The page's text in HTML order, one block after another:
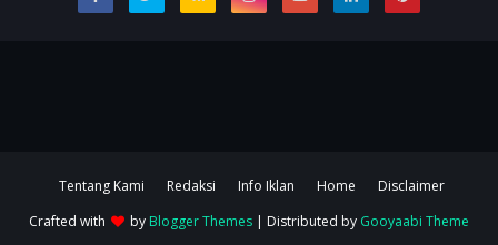
Tentang Kami Redaksi Info Iklan Home
Disclaimer
Crafted with
by Blogger Themes | Distributed by Gooyaabi Theme